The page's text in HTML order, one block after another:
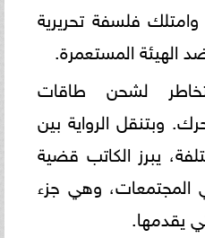
وامتلك فلسفة تحريرية
الهيئة المستعمرة.
لشحن طاقات
وبتنقل الرواية بين
يبرز الكاتب قضية
المجتمعات، وهي جزء
يقدمها.